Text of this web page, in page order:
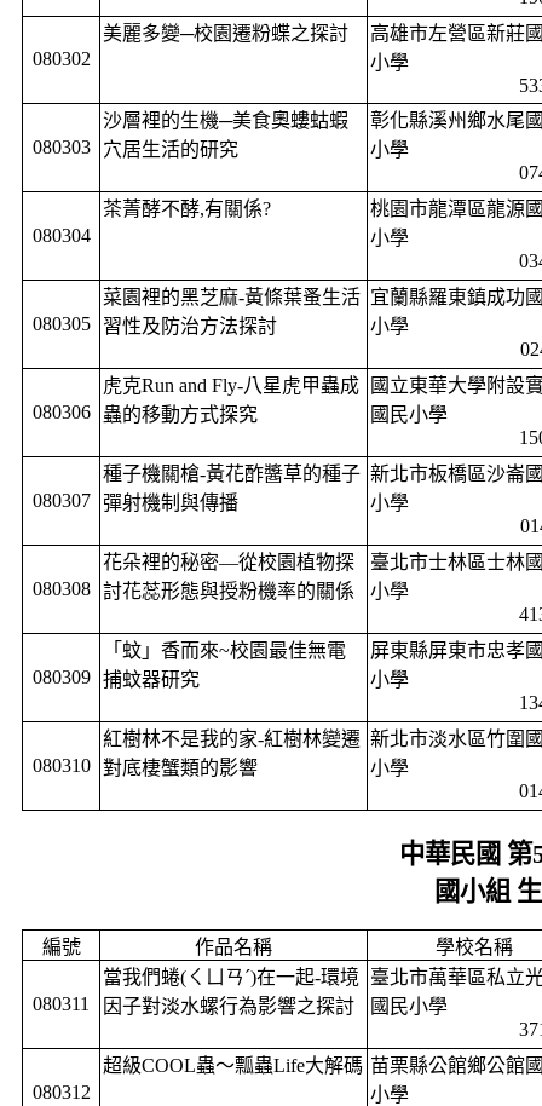
080302
美麗多變─校園遷粉蝶之探討
高雄市左營區新莊
小學
080303
沙層裡的生機─美食奧螻蛄蝦
穴居生活的研究
彰化縣溪州鄉水尾
小學
080304
茶菁酵不酵,有關係?
桃園市龍潭區龍源
小學
080305
菜園裡的黑芝麻-黃條葉蚤生活
習性及防治方法探討
宜蘭縣羅東鎮成功
小學
080306
虎克Run and Fly-八星虎甲蟲成
蟲的移動方式探究
國立東華大學附設
國民小學
080307
種子機關槍-黃花酢醬草的種子
彈射機制與傳播
新北市板橋區沙崙
小學
080308
花朵裡的秘密—從校園植物探
討花蕊形態與授粉機率的關係
臺北市士林區士林
小學
080309
「蚊」香而來~校園最佳無電
捕蚊器研究
屏東縣屏東市忠孝
小學
080310
紅樹林不是我的家-紅樹林變遷
對底棲蟹類的影響
新北市淡水區竹圍
小學
中華民國 第
國小組
編號 作品名稱 學校名稱
080311
當我們蜷(ㄑㄩㄢˊ)在一起-環境
因子對淡水螺行為影響之探討
臺北市萬華區私立
國民小學
080312
超級COOL蟲～瓢蟲Life大解碼 苗栗縣公館鄉公館
小學